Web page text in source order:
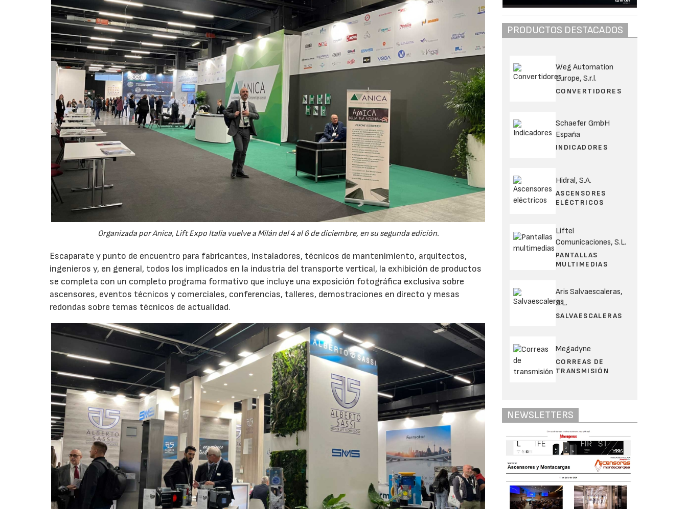
Organizada por Anica, Lift Expo Italia vuelve a Milán del 4 al 6 de diciembre, en su segunda edición.
Escaparate y punto de encuentro para fabricantes, instaladores, técnicos de mantenimiento, arquitectos,
ingenieros y, en general, todos los implicados en la industria del transporte vertical, la exhibición de productos
se completa con un completo programa formativo que incluye una exposición fotográfica exclusiva sobre
ascensores, eventos técnicos y comerciales, conferencias, talleres, demostraciones en directo y mesas
redondas sobre temas técnicos de actualidad.
PRODUCTOS DESTACADOS
Weg Automation
Europe, S.r.l.
CONVERTIDORES
Schaefer GmbH
España
INDICADORES
Hidral, S.A.
ASCENSORES
ELÉCTRICOS
Liftel
Comunicaciones, S.L.
PANTALLAS
MULTIMEDIAS
Aris Salvaescaleras,
S.L.
SALVAESCALERAS
Megadyne
CORREAS DE
TRANSMISIÓN
NEWSLETTERS